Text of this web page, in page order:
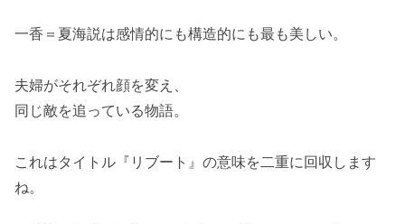
一香＝夏海説は感情的にも構造的にも最も美しい。
夫婦がそれぞれ顔を変え、
同じ敵を追っている物語。
これはタイトル『リブート』の意味を二重に回収します
ね。